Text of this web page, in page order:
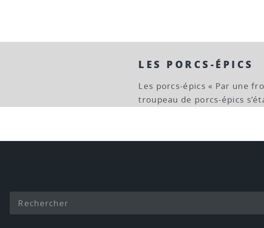
LES PORCS-ÉPICS
Les porcs-épics « Par une
troupeau de porcs-épics